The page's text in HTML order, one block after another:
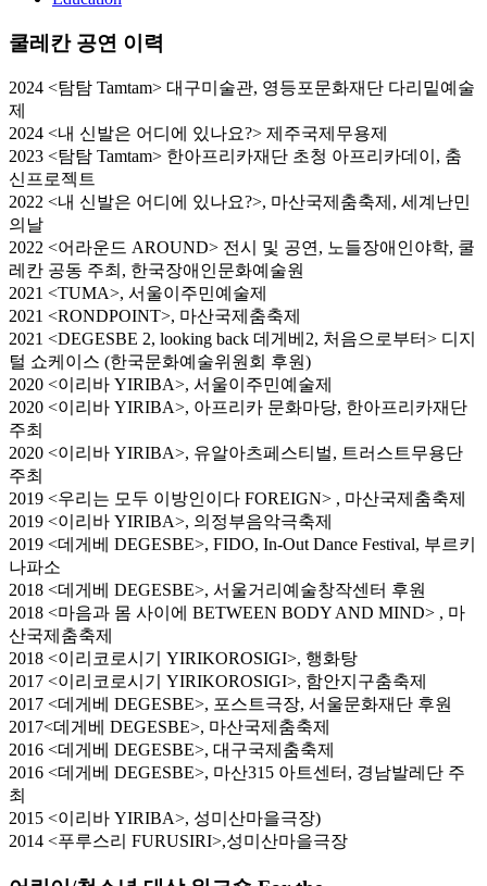
쿨레칸 공연 이력
2024 <탐탐 Tamtam> 대구미술관, 영등포문화재단 다리밑예술
제
2024 <내 신발은 어디에 있나요?> 제주국제무용제
2023 <탐탐 Tamtam> 한아프리카재단 초청 아프리카데이, 춤
신프로젝트
2022 <내 신발은 어디에 있나요?>, 마산국제춤축제, 세계난민
의날
2022 <어라운드 AROUND> 전시 및 공연, 노들장애인야학, 쿨
레칸 공동 주최, 한국장애인문화예술원
2021 <TUMA>, 서울이주민예술제
2021 <RONDPOINT>, 마산국제춤축제
2021 <DEGESBE 2, looking back 데게베2, 처음으로부터> 디지
털 쇼케이스 (한국문화예술위원회 후원)
2020 <이리바 YIRIBA>, 서울이주민예술제
2020 <이리바 YIRIBA>, 아프리카 문화마당, 한아프리카재단
주최
2020 <이리바 YIRIBA>, 유알아츠페스티벌, 트러스트무용단
주최
2019 <우리는 모두 이방인이다 FOREIGN> , 마산국제춤축제
2019 <이리바 YIRIBA>, 의정부음악극축제
2019 <데게베 DEGESBE>, FIDO, In-Out Dance Festival, 부르키
나파소
2018 <데게베 DEGESBE>, 서울거리예술창작센터 후원
2018 <마음과 몸 사이에 BETWEEN BODY AND MIND> , 마
산국제춤축제
2018 <이리코로시기 YIRIKOROSIGI>, 행화탕
2017 <이리코로시기 YIRIKOROSIGI>, 함안지구춤축제
2017 <데게베 DEGESBE>, 포스트극장, 서울문화재단 후원
2017<데게베 DEGESBE>, 마산국제춤축제
2016 <데게베 DEGESBE>, 대구국제춤축제
2016 <데게베 DEGESBE>, 마산315 아트센터, 경남발레단 주
최
2015 <이리바 YIRIBA>, 성미산마을극장)
2014 <푸루스리 FURUSIRI>,성미산마을극장